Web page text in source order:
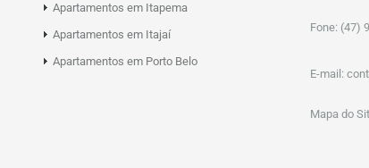
Apartamentos em Itapema
Apartamentos em Itajaí
Apartamentos em Porto Belo
Fone: (47)
E-mail:
Mapa do